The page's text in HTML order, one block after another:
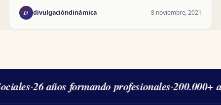
D divulgacióndinámica 8 noviembre, 2021
·26 años formando profesionales·200.000+